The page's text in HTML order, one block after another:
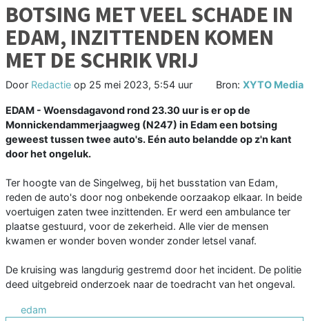
BOTSING MET VEEL SCHADE IN
EDAM, INZITTENDEN KOMEN
MET DE SCHRIK VRIJ
Door Redactie op 25 mei 2023, 5:54 uur Bron: XYTO Media
EDAM - Woensdagavond rond 23.30 uur is er op de
Monnickendammerjaagweg (N247) in Edam een botsing
geweest tussen twee auto's. Eén auto belandde op z'n kant
door het ongeluk.
Ter hoogte van de Singelweg, bij het busstation van Edam,
reden de auto's door nog onbekende oorzaakop elkaar. In beide
voertuigen zaten twee inzittenden. Er werd een ambulance ter
plaatse gestuurd, voor de zekerheid. Alle vier de mensen
kwamen er wonder boven wonder zonder letsel vanaf.
De kruising was langdurig gestremd door het incident. De politie
deed uitgebreid onderzoek naar de toedracht van het ongeval.
edam